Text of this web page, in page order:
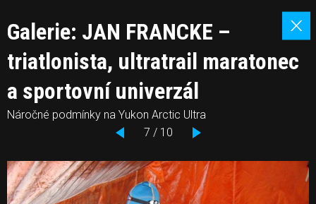
Galerie: JAN FRANCKE –
triatlonista, ultratrail maratonec
a sportovní univerzál
Náročné podmínky na Yukon Arctic Ultra
7 / 10